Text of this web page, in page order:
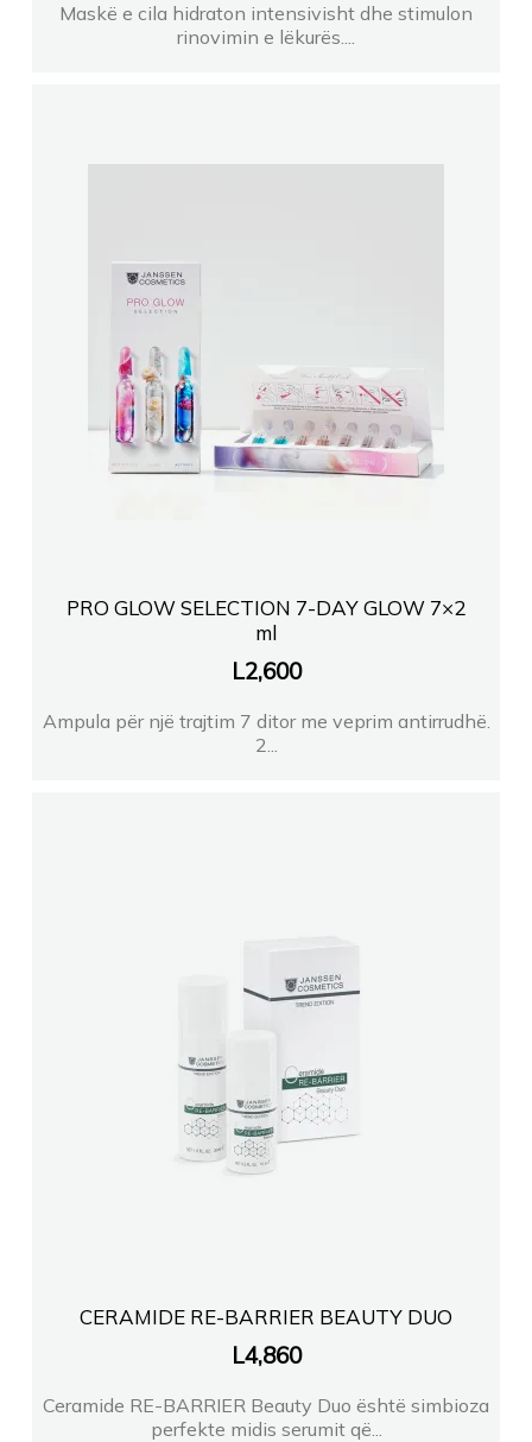
Maskë e cila hidraton intensivisht dhe stimulon
rinovimin e lëkurës....
PRO GLOW SELECTION 7-DAY GLOW 7×2
ml
L2,600
Ampula për një trajtim 7 ditor me veprim antirrudhë.
2...
CERAMIDE RE-BARRIER BEAUTY DUO
L4,860
Ceramide RE-BARRIER Beauty Duo është simbioza
perfekte midis serumit që...